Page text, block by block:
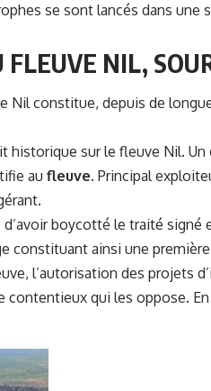
se sont lancés dans une
NIL,
Nil constitue, depuis de
historique sur le fleuve Nil.
au fleuve. Principal
boycotté le traité signé
constituant ainsi une
l’autorisation des projets
contentieux qui les oppose.